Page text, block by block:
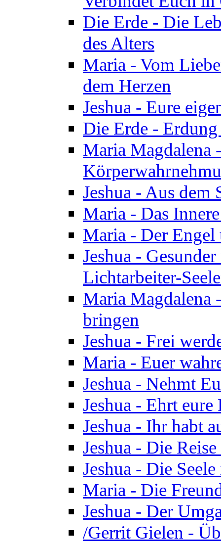
Die Erde - Die
des Alters
Maria - Vom
dem Herzen
Jeshua - Eure
Die Erde -
Maria Magdalena
Jeshua - Aus dem
Maria - Das
Maria - Der Engel
Jeshua -
Lichtarbeiter-
Maria Magdalena
bringen
Jeshua - Frei
Maria - Euer
Jeshua - Nehmt
Jeshua - Ehrt
Jeshua - Ihr habt
Jeshua - Die
Jeshua - Die
Maria - Die
Jeshua - Der
/Gerrit Gielen -